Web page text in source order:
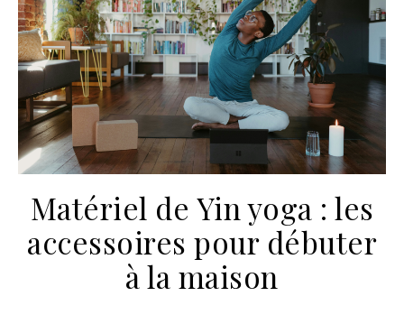
Matériel de Yin yoga : les
accessoires pour débuter
à la maison